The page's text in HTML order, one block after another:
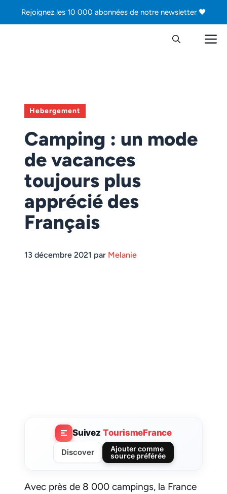
Rejoignez les 10 000 abonnées de notre newsletter 🖤
Hebergement
Camping : un mode
de vacances
toujours plus
apprécié des
Français
13 décembre 2021 par Melanie
Suivez TourismeFrance
Discover
Ajouter comme
source préférée
Avec près de 8 000 campings, la France